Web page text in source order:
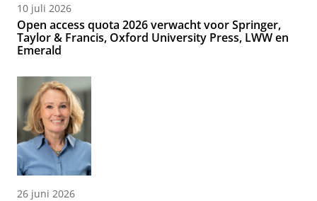
10 juli 2026
Open access quota 2026 verwacht voor Springer,
Taylor & Francis, Oxford University Press, LWW en
Emerald
26 juni 2026